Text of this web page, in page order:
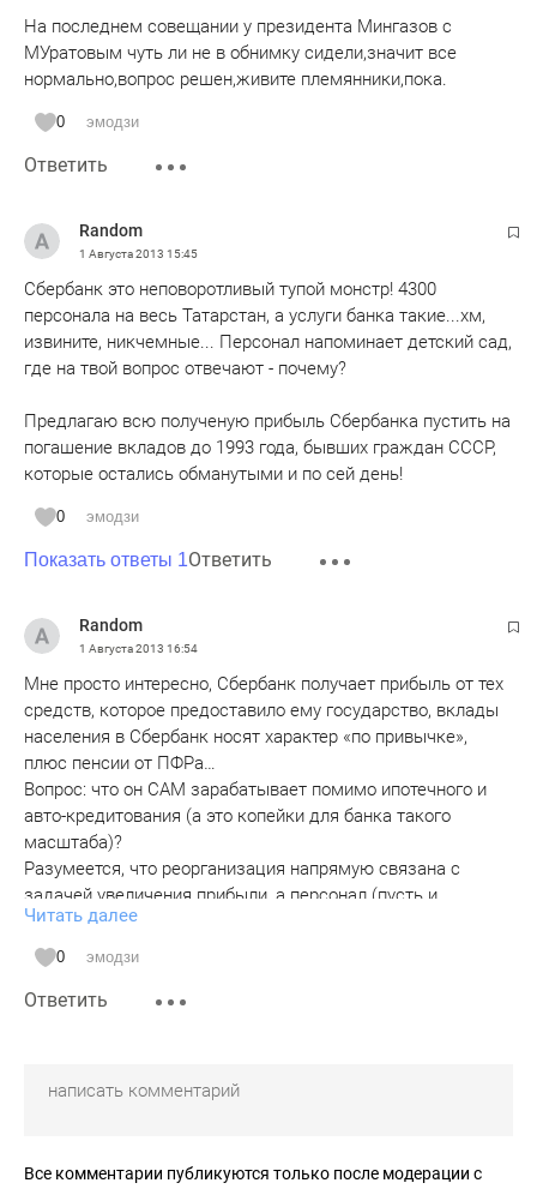
На последнем совещании у президента Мингазов с
МУратовым чуть ли не в обнимку сидели,значит все
нормально,вопрос решен,живите племянники,пока.
0 эмодзи
Ответить
Random
1 Августа 2013 15:45
Сбербанк это неповоротливый тупой монстр! 4300
персонала на весь Татарстан, а услуги банка такие...хм,
извините, никчемные... Персонал напоминает детский сад,
где на твой вопрос отвечают - почему?
Предлагаю всю полученую прибыль Сбербанка пустить на
погашение вкладов до 1993 года, бывших граждан СССР,
которые остались обманутыми и по сей день!
0 эмодзи
Показать ответы 1Ответить
Random
1 Августа 2013 16:54
Мне просто интересно, Сбербанк получает прибыль от тех
средств, которое предоставило ему государство, вклады
населения в Сбербанк носят характер «по привычке»,
плюс пенсии от ПФРа…
Вопрос: что он САМ зарабатывает помимо ипотечного и
авто-кредитования (а это копейки для банка такого
масштаба)?
Разумеется, что реорганизация напрямую связана с
задачей увеличения прибыли, а персонал (пусть и
низкоквалифицированный по уровню подготовки) это
основная статья расходов. Так что не надо удивляться,
когда Сбербанк в следующем квартале покажет
увеличение прибыли на …цать % )
Читать далее
0 эмодзи
Ответить
Все комментарии публикуются только после модерации с